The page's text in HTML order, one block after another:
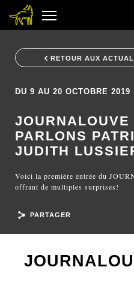
RETOUR AUX
DU 9 AU 20 OCTOBRE 2019
JOURNALOUVE
PARLONS
JUDITH
Voici la première entrée du
offrant de multiples surprises!
PARTAGER